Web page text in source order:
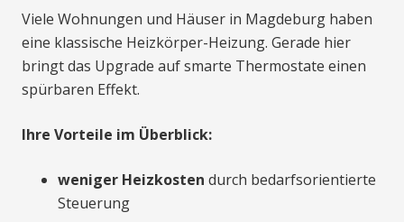
Viele Wohnungen und Häuser in Magdeburg haben
eine klassische Heizkörper-Heizung. Gerade hier
bringt das Upgrade auf smarte Thermostate einen
spürbaren Effekt.
Ihre Vorteile im Überblick:
weniger Heizkosten durch bedarfsorientierte
Steuerung